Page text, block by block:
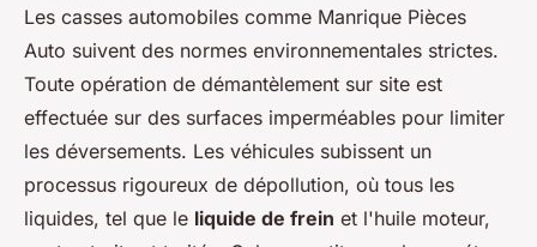
Les casses automobiles comme Manrique Pièces
Auto suivent des normes environnementales strictes.
Toute opération de démantèlement sur site est
effectuée sur des surfaces imperméables pour limiter
les déversements. Les véhicules subissent un
processus rigoureux de dépollution, où tous les
liquides, tel que le liquide de frein et l'huile moteur,